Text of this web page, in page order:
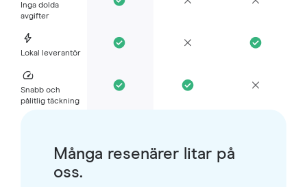
Inga dolda
avgifter
Lokal leverantör
Snabb och
pålitlig täckning
Många resenärer litar på
oss.